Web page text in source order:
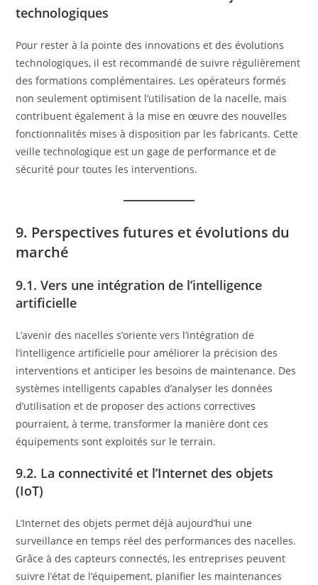
technologiques
Pour rester à la pointe des innovations et des évolutions
technologiques, il est recommandé de suivre régulièrement
des formations complémentaires. Les opérateurs formés
non seulement optimisent l’utilisation de la nacelle, mais
contribuent également à la mise en œuvre des nouvelles
fonctionnalités mises à disposition par les fabricants. Cette
veille technologique est un gage de performance et de
sécurité pour toutes les interventions.
9. Perspectives futures et évolutions du
marché
9.1. Vers une intégration de l’intelligence
artificielle
L’avenir des nacelles s’oriente vers l’intégration de
l’intelligence artificielle pour améliorer la précision des
interventions et anticiper les besoins de maintenance. Des
systèmes intelligents capables d’analyser les données
d’utilisation et de proposer des actions correctives
pourraient, à terme, transformer la manière dont ces
équipements sont exploités sur le terrain.
9.2. La connectivité et l’Internet des objets
(IoT)
L’Internet des objets permet déjà aujourd’hui une
surveillance en temps réel des performances des nacelles.
Grâce à des capteurs connectés, les entreprises peuvent
suivre l’état de l’équipement, planifier les maintenances